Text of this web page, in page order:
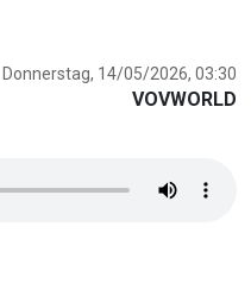
Donnerstag, 14/05/2026, 03:30
VOVWORLD